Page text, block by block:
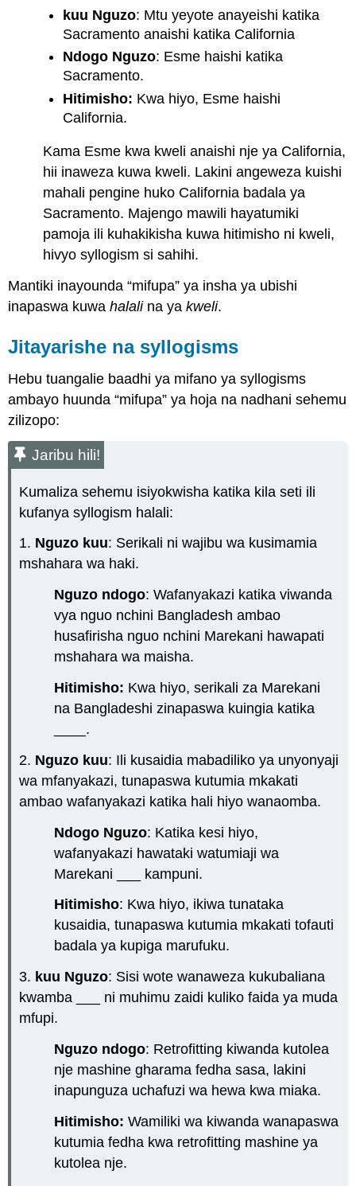
kuu Nguzo: Mtu yeyote anayeishi katika
Sacramento anaishi katika California
Ndogo Nguzo: Esme haishi katika
Sacramento.
Hitimisho: Kwa hiyo, Esme haishi
California.
Kama Esme kwa kweli anaishi nje ya California,
hii inaweza kuwa kweli. Lakini angeweza kuishi
mahali pengine huko California badala ya
Sacramento. Majengo mawili hayatumiki
pamoja ili kuhakikisha kuwa hitimisho ni kweli,
hivyo syllogism si sahihi.
Mantiki inayounda “mifupa” ya insha ya ubishi
inapaswa kuwahalalina yakweli.
Jitayarishe na syllogisms
Hebu tuangalie baadhi ya mifano ya syllogisms
ambayo huunda “mifupa” ya hoja na nadhani sehemu
zilizopo:
Jaribu hili!
Kumaliza sehemu isiyokwisha katika kila seti ili
kufanya syllogism halali:
1. Nguzo kuu: Serikali ni wajibu wa kusimamia
mshahara wa haki.
Nguzo ndogo: Wafanyakazi katika viwanda
vya nguo nchini Bangladesh ambao
husafirisha nguo nchini Marekani hawapati
mshahara wa maisha.
Hitimisho: Kwa hiyo, serikali za Marekani
na Bangladeshi zinapaswa kuingia katika
____.
2. Nguzo kuu: Ili kusaidia mabadiliko ya unyonyaji
wa mfanyakazi, tunapaswa kutumia mkakati
ambao wafanyakazi katika hali hiyo wanaomba.
Ndogo Nguzo: Katika kesi hiyo,
wafanyakazi hawataki watumiaji wa
Marekani ___ kampuni.
Hitimisho: Kwa hiyo, ikiwa tunataka
kusaidia, tunapaswa kutumia mkakati tofauti
badala ya kupiga marufuku.
3. kuu Nguzo: Sisi wote wanaweza kukubaliana
kwamba ___ ni muhimu zaidi kuliko faida ya muda
mfupi.
Nguzo ndogo: Retrofitting kiwanda kutolea
nje mashine gharama fedha sasa, lakini
inapunguza uchafuzi wa hewa kwa miaka.
Hitimisho: Wamiliki wa kiwanda wanapaswa
kutumia fedha kwa retrofitting mashine ya
kutolea nje.